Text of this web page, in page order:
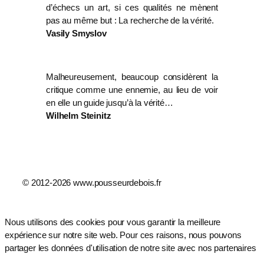
d’échecs un art, si ces qualités ne mènent
pas au même but : La recherche de la vérité.
Vasily Smyslov
Malheureusement, beaucoup considèrent la
critique comme une ennemie, au lieu de voir
en elle un guide jusqu’à la vérité…
Wilhelm Steinitz
© 2012-2026 www.pousseurdebois.fr
Nous utilisons des cookies pour vous garantir la meilleure
expérience sur notre site web. Pour ces raisons, nous pouvons
partager les données d'utilisation de notre site avec nos partenaires